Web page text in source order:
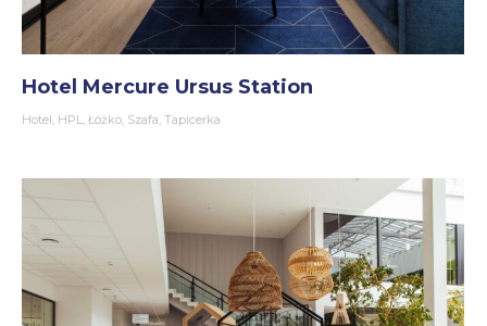
Hotel Mercure Ursus Station
Hotel, HPL, Łóżko, Szafa, Tapicerka